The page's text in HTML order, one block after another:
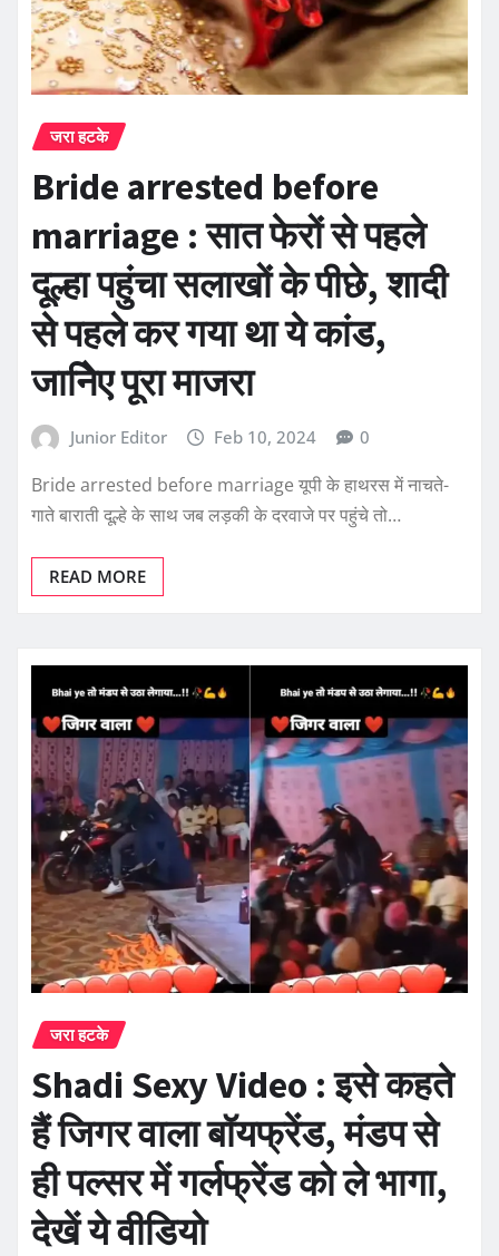
जरा हटके
Bride arrested before
marriage : सात फेरों से पहले
दूल्हा पहुंचा सलाखों के पीछे, शादी
से पहले कर गया था ये कांड,
जानिेए पूरा माजरा
Junior Editor Feb 10, 2024 0
Bride arrested before marriage यूपी के हाथरस में नाचते-
गाते बाराती दूल्हे के साथ जब लड़की के दरवाजे पर पहुंचे तो…
READ MORE
जरा हटके
Shadi Sexy Video : इसे कहते
हैं जिगर वाला बॉयफ्रेंड, मंडप से
ही पल्सर में गर्लफ्रेंड को ले भागा,
देखें ये वीडियो